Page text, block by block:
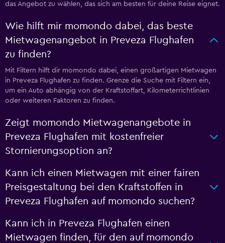
das Angebot zu wählen, das sich am besten für deine Reise eignet.
Wie hilft mir momondo dabei, das beste
Mietwagenangebot in Preveza Flughafen
zu finden?
Mit Filtern hilft dir momondo dabei, einen großartigen Mietwagen
in Preveza Flughafen zu finden. Grenze die Suche mit Filtern ein,
um ein Auto abhängig von der Kraftstoffart, Kilometerrichtlinien
oder weiteren Faktoren zu finden.
Zeigt momondo Mietwagenangebote in
Preveza Flughafen mit kostenfreier
Stornierungsoption an?
Kann ich einen Mietwagen mit einer fairen
Preisgestaltung bei den Kraftstoffen in
Preveza Flughafen auf momondo suchen?
Kann ich in Preveza Flughafen einen
Mietwagen finden, für den auf momondo